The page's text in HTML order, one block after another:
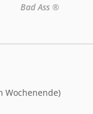
Bad Ass ®
Wochenende)